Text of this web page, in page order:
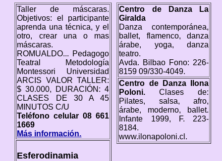
Taller de máscaras.
Objetivos: el participante
aprenda una técnica, y el
otro, crear una o mas
máscaras.
ROMUALDO... Pedagogo
Teatral Metodología
Montessori Universidad
ARCIS VALOR TALLER:
$ 30.000, DURACIÓN: 4
CLASES DE 30 A 45
MINUTOS C/U
Teléfono celular 08 661
1669
Más información.
Esferodinamia
Centro de Danza La
Giralda
Danza contemporánea,
ballet, flamenco, danza
árabe, yoga, danza
teatro.
Avda. Bilbao Fono: 226-
8159 09/330-4049.
Centro de Danza Ilona
Poloni. Clases de:
Pilates, salsa, afro,
árabe, moderno, ballet.
Infante 1999, F. 223-
8184.
www.ilonapoloni.cl.